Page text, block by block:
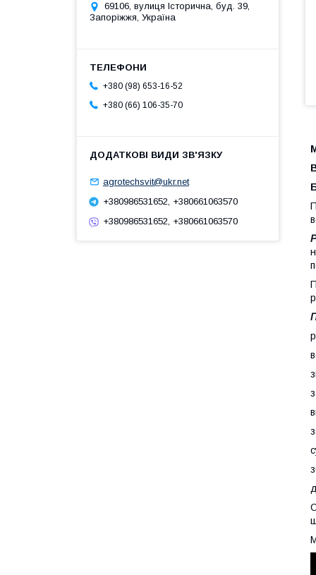
69106, вулиця Історична, буд. 39,
Запоріжжя, Україна
+380 (98) 653-16-52
+380 (66) 106-35-70
agrotechsvit@ukr.net
+380986531652, +380661063570
+380986531652, +380661063570